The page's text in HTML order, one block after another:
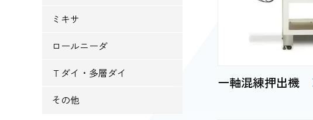
一軸混練押出機
ミキサ
ロールニーダ
Ｔダイ・多層ダイ
その他